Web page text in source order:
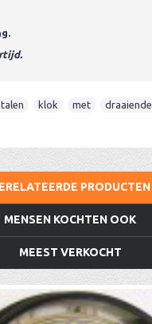
klok met draaiende
PRODUCTEN
MENSEN KOCHTEN OOK
MEEST VERKOCHT